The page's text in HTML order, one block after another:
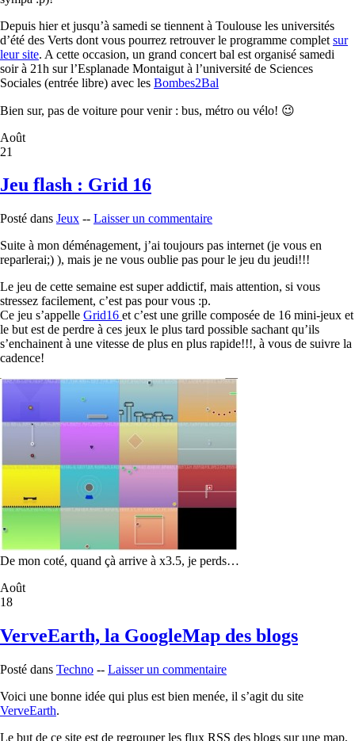
Depuis hier et jusqu’à samedi se tiennent à Toulouse les universités
d’été des Verts dont vous pourrez retrouver le programme complet sur
leur site. A cette occasion, un grand concert bal est organisé samedi
soir à 21h sur l’Esplanade Montaigut à l’université de Sciences
Sociales (entrée libre) avec les Bombes2Bal
Bien sur, pas de voiture pour venir : bus, métro ou vélo! 😉
Août
21
Jeu flash : Grid 16
Posté dans Jeux -- Laisser un commentaire
Suite à mon déménagement, j’ai toujours pas internet (je vous en
reparlerai;) ), mais je ne vous oublie pas pour le jeu du jeudi!!!
Le jeu de cette semaine est super addictif, mais attention, si vous
stressez facilement, c’est pas pour vous :p.
Ce jeu s’appelle Grid16 et c’est une grille composée de 16 mini-jeux et
le but est de perdre à ces jeux le plus tard possible sachant qu’ils
s’enchainent à une vitesse de plus en plus rapide!!!, à vous de suivre la
cadence!
De mon coté, quand çà arrive à x3.5, je perds…
Août
18
VerveEarth, la GoogleMap des blogs
Posté dans Techno -- Laisser un commentaire
Voici une bonne idée qui plus est bien menée, il s’agit du site
VerveEarth.
Le but de ce site est de regrouper les flux RSS des blogs sur une map,